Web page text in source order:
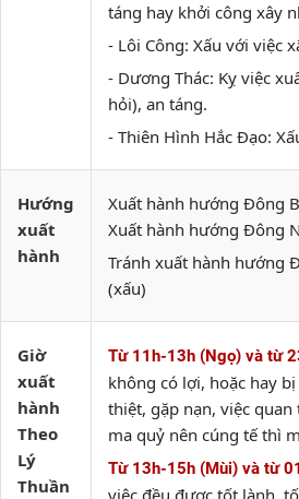
táng hay khởi công xây
- Lôi Công: Xấu với việc
- Dương Thác: Kỵ việc
hỏi), an táng.
- Thiên Hình Hắc Đạo:
Hướng
xuất
hành
Xuất hành hướng Đông
Xuất hành hướng Đông
Tránh xuất hành hướng
(xấu)
Giờ
xuất
hành
Theo
Lý
Thuần
Từ 11h-13h (Ngọ) và từ
không có lợi, hoặc hay
thiệt, gặp nạn, việc
ma quỷ nên cúng tế thì
Từ 13h-15h (Mùi) và từ
việc đều được tốt lành,